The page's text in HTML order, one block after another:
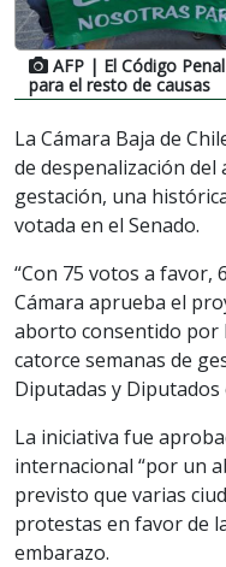
AFP | El Código
para el resto de causas
La Cámara Baja de
de despenalización
gestación, una
votada en el Senado.
“Con 75 votos a favor,
Cámara aprueba el
aborto consentido por
catorce semanas de
Diputadas y
La iniciativa fue
internacional “por un
previsto que varias
protestas en favor de
embarazo.